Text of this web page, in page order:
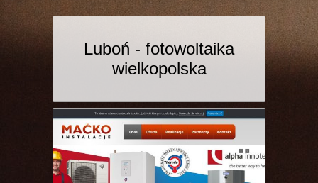
Luboń - fotowoltaika
wielkopolska